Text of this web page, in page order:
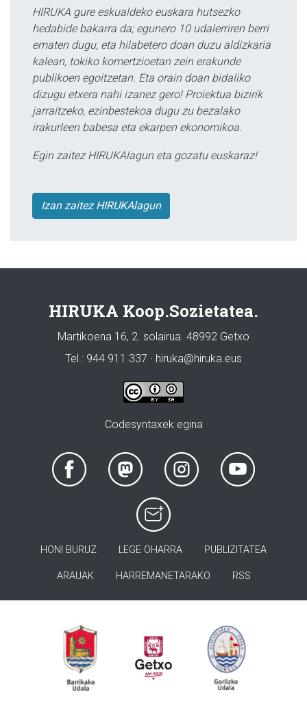
HIRUKA gure eskualdeko euskara hutsezko
hedabide bakarra da; egunero 10 udalerriren berri
ematen dugu, eta hilabetero doan duzu aldizkaria
kalean, tokiko komertzioetan zein erakunde
publikoen egoitzetan. Eta orain doan bidaliko
dizugu etxera nahi izanez gero! Proiektua bizirik
jarraitzeko, ezinbestekoa dugu zu bezalako
irakurleen babesa eta ekarpen ekonomikoa.
Egin zaitez HIRUKAlagun eta gozatu euskaraz!
Izan zaitez HIRUKAlagun
HIRUKA Koop.Sozietatea.
Martikoena 16, 2. solairua. 48992 Getxo
Tel.: 944 911 337 · hiruka@hiruka.eus
Codesyntaxek egina
HONI BURUZ LEGE OHARRA PUBLIZITATEA
ARAUAK HARREMANETARAKO RSS